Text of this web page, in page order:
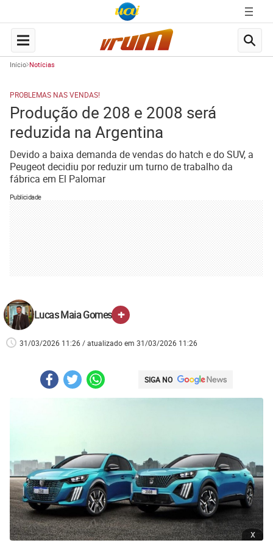
Início Notícias
PROBLEMAS NAS VENDAS!
Produção de 208 e 2008 será
reduzida na Argentina
Devido a baixa demanda de vendas do hatch e do SUV, a
Peugeot decidiu por reduzir um turno de trabalho da
fábrica em El Palomar
Publicidade
Lucas Maia Gomes +
31/03/2026 11:26 / atualizado em 31/03/2026 11:26
SIGA NO
x